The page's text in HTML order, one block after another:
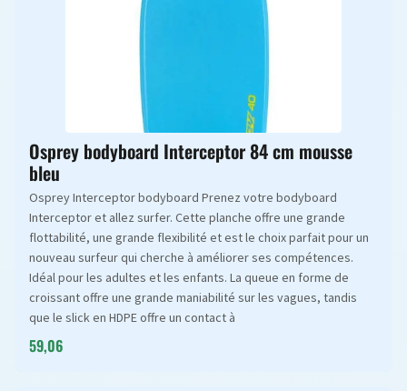
Osprey bodyboard Interceptor 84 cm mousse
bleu
Osprey Interceptor bodyboard Prenez votre bodyboard
Interceptor et allez surfer. Cette planche offre une grande
flottabilité, une grande flexibilité et est le choix parfait pour un
nouveau surfeur qui cherche à améliorer ses compétences.
Idéal pour les adultes et les enfants. La queue en forme de
croissant offre une grande maniabilité sur les vagues, tandis
que le slick en HDPE offre un contact à
59,06